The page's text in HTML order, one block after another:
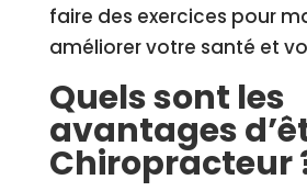
faire des exercices pour
améliorer votre santé et
Quels sont les
avantages
Chiropracteur